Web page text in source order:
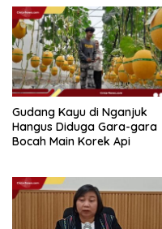
Gudang Kayu di Nganjuk
Hangus Diduga Gara-gara
Bocah Main Korek Api